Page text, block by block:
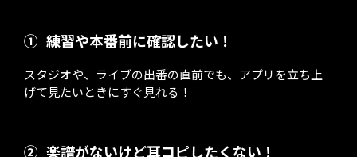
① 練習や本番前に確認したい！
スタジオや、ライブの出番の直前でも、アプリを立ち上
げて見たいときにすぐ見れる！
② 楽譜がないけど耳コピしたくない！